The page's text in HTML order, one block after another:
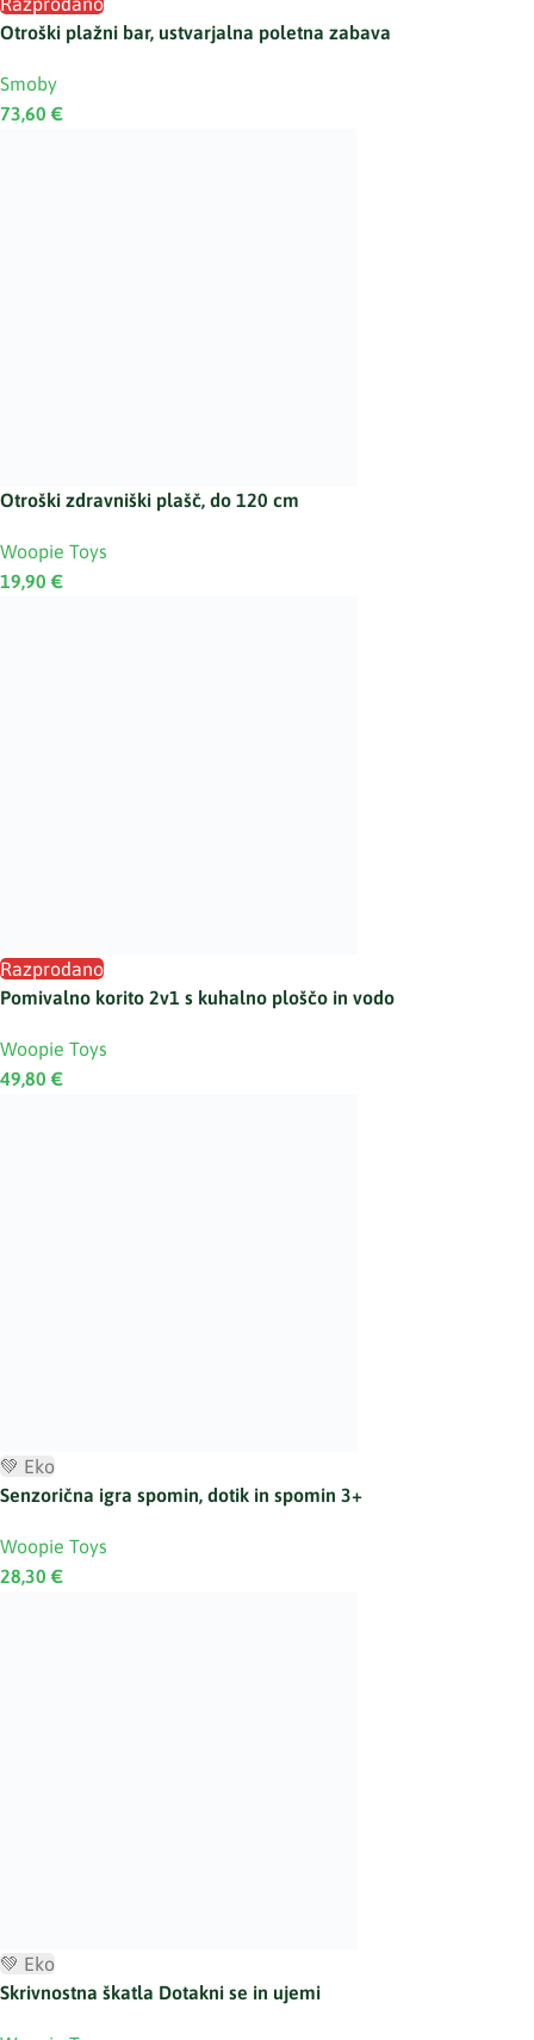
Otroški plažni bar, ustvarjalna poletna zabava
Smoby
73,60 €
Otroški zdravniški plašč, do 120 cm
Woopie Toys
19,90 €
Razprodano
Pomivalno korito 2v1 s kuhalno ploščo in vodo
Woopie Toys
49,80 €
💚 Eko
Senzorična igra spomin, dotik in spomin 3+
Woopie Toys
28,30 €
💚 Eko
Skrivnostna škatla Dotakni se in ujemi